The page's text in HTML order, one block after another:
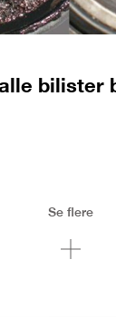
bilister
Se flere